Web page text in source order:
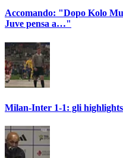
Accomando: "Dopo Kolo
Juve pensa a…"
Milan-Inter 1-1: gli